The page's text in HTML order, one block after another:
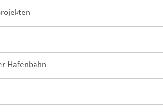
Hafenbahn